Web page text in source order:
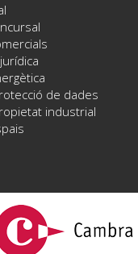
de dades
industrial